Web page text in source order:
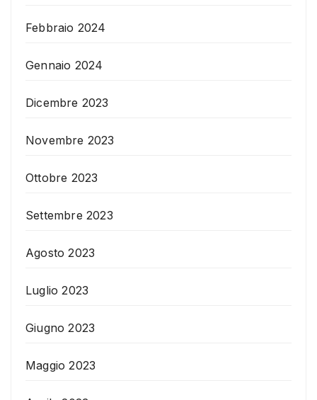
Febbraio 2024
Gennaio 2024
Dicembre 2023
Novembre 2023
Ottobre 2023
Settembre 2023
Agosto 2023
Luglio 2023
Giugno 2023
Maggio 2023